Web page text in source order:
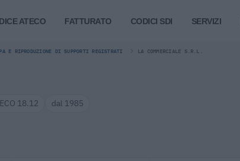
ATECO FATTURATO CODICI SDI SERVIZI
E RIPRODUZIONE DI SUPPORTI REGISTRATI LA COMMERCIALE S.R.L.
18.12 dal 1985